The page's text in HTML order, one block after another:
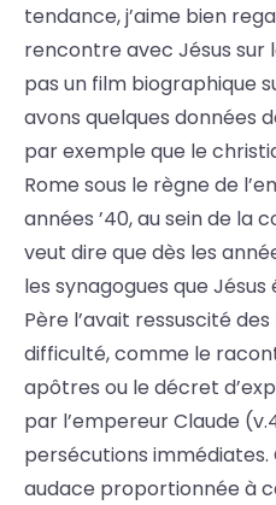
tendance, j’aime bien
rencontre avec Jésus sur
pas un film biographique
avons quelques données
par exemple que le
Rome sous le règne de
années ’40, au sein de la
veut dire que dès les
les synagogues que
Père l’avait ressuscité
difficulté, comme le
apôtres ou le décret
par l’empereur Claude
persécutions immédiates.
audace proportionnée à